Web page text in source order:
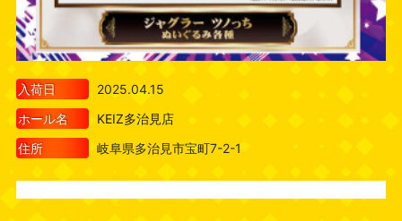
入荷日
2025.04.15
ホール名
KEIZ多治見店
住所
岐阜県多治見市宝町7-2-1